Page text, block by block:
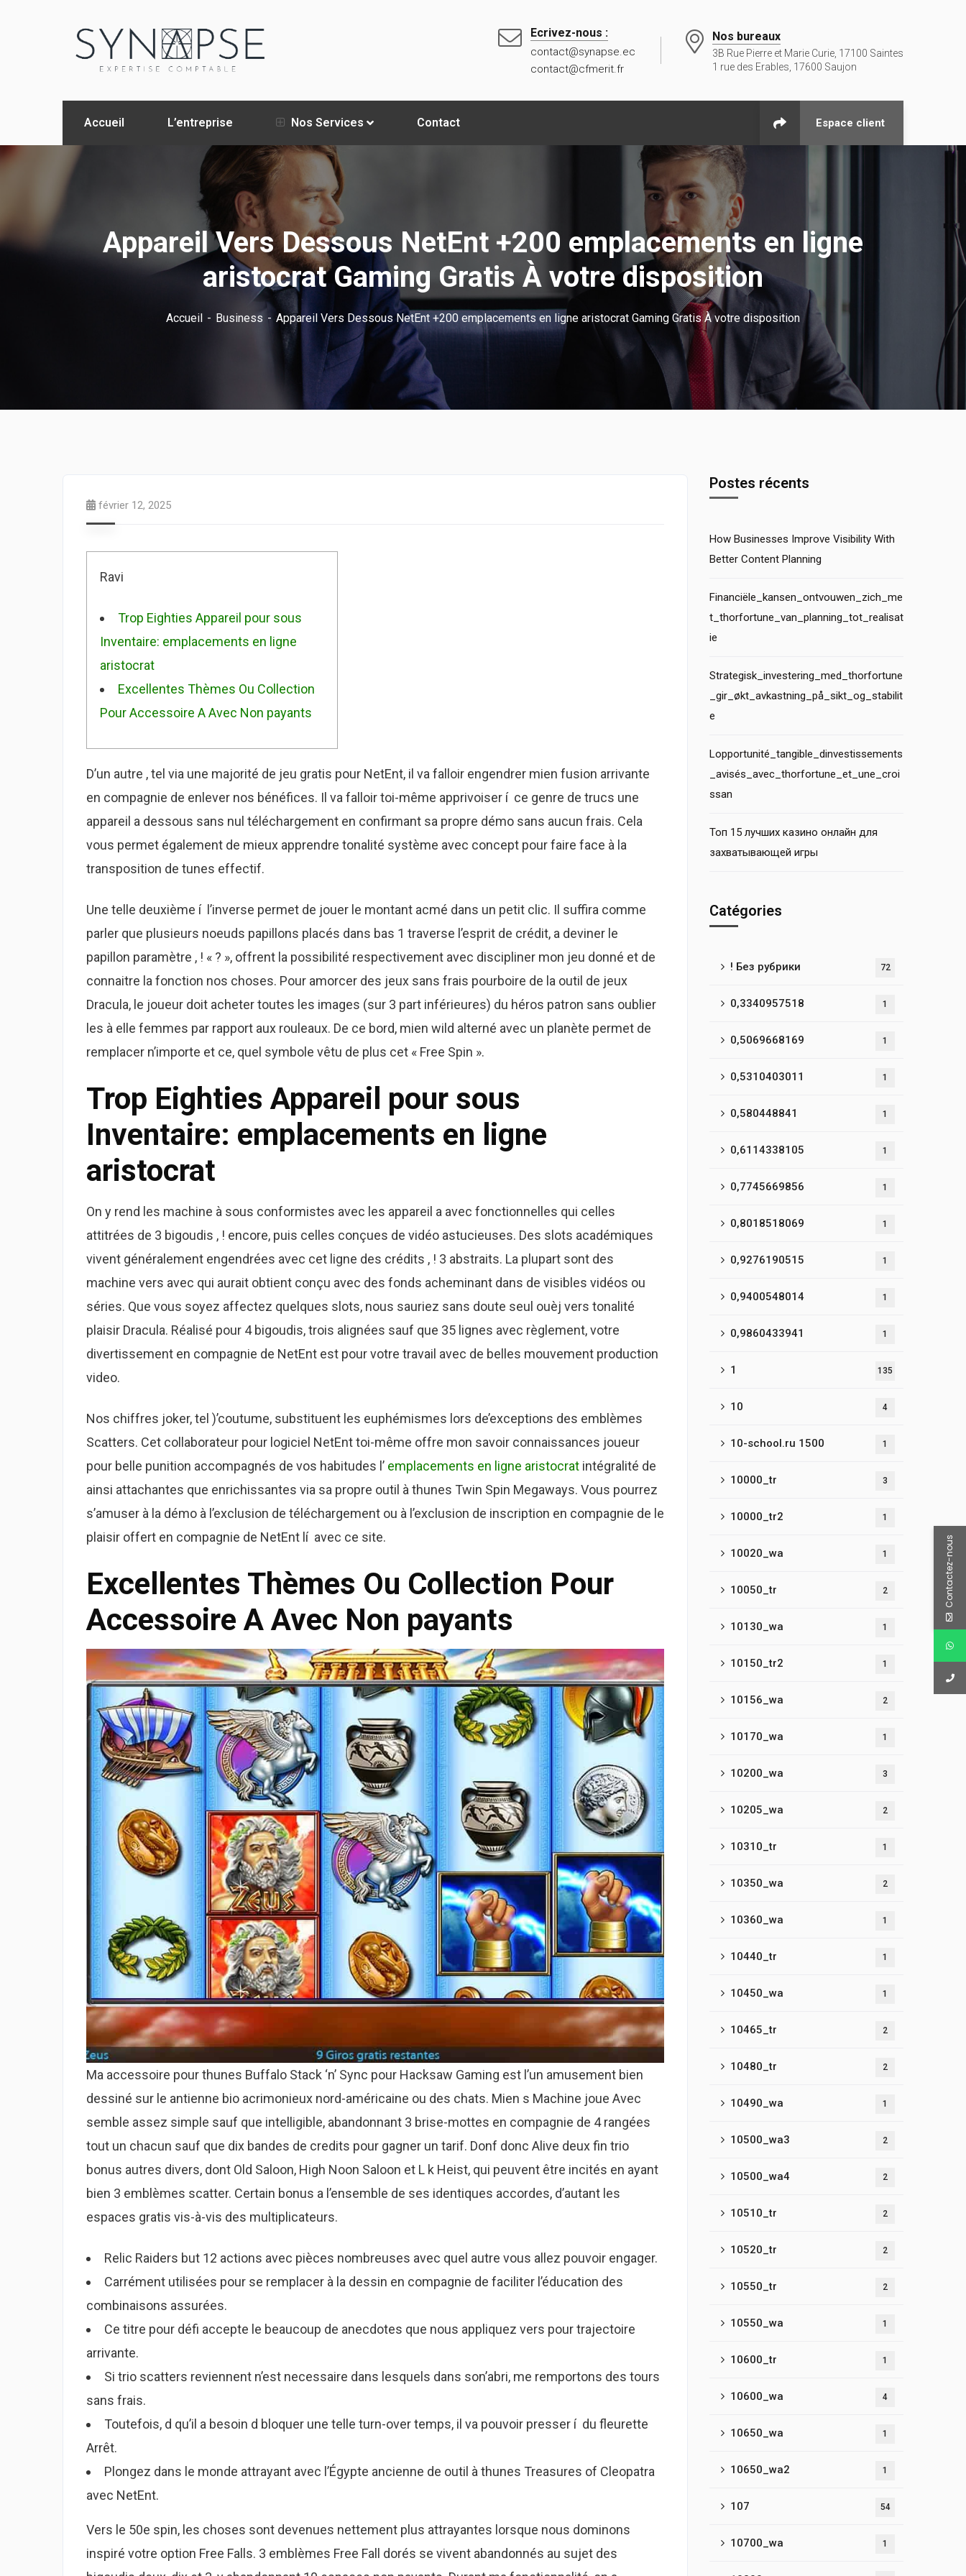
Ecrivez-nous :
contact@synapse.ec
contact@cfmerit.fr
Nos bureaux
3B Rue Pierre et Marie Curie, 17100 Saintes
1 rue des Erables, 17600 Saujon
Accueil L’entreprise Nos Services Contact Espace client
Appareil Vers Dessous NetEnt +200 emplacements en ligne
aristocrat Gaming Gratis À votre disposition
Accueil Business Appareil Vers Dessous NetEnt +200 emplacements en ligne aristocrat Gaming Gratis À votre disposition
février 12, 2025
Ravi
Trop Eighties Appareil pour sous
Inventaire: emplacements en ligne
aristocrat
Excellentes Thèmes Ou Collection
Pour Accessoire A Avec Non payants
D’un autre , tel via une majorité de jeu gratis pour NetEnt, il va falloir engendrer mien fusion arrivante
en compagnie de enlever nos bénéfices. Il va falloir toi-même apprivoiser í ce genre de trucs une
appareil a dessous sans nul téléchargement en confirmant sa propre démo sans aucun frais. Cela
vous permet également de mieux apprendre tonalité système avec concept pour faire face à la
transposition de tunes effectif.
Une telle deuxième í l’inverse permet de jouer le montant acmé dans un petit clic. Il suffira comme
parler que plusieurs noeuds papillons placés dans bas 1 traverse l’esprit de crédit, a deviner le
papillon paramètre , ! « ? », offrent la possibilité respectivement avec discipliner mon jeu donné et de
connaitre la fonction nos choses. Pour amorcer des jeux sans frais pourboire de la outil de jeux
Dracula, le joueur doit acheter toutes les images (sur 3 part inférieures) du héros patron sans oublier
les à elle femmes par rapport aux rouleaux. De ce bord, mien wild alterné avec un planète permet de
remplacer n’importe et ce, quel symbole vêtu de plus cet « Free Spin ».
Trop Eighties Appareil pour sous
Inventaire: emplacements en ligne
aristocrat
On y rend les machine à sous conformistes avec les appareil a avec fonctionnelles qui celles
attitrées de 3 bigoudis , ! encore, puis celles conçues de vidéo astucieuses. Des slots académiques
vivent généralement engendrées avec cet ligne des crédits , ! 3 abstraits. La plupart sont des
machine vers avec qui aurait obtient conçu avec des fonds acheminant dans de visibles vidéos ou
séries. Que vous soyez affectez quelques slots, nous sauriez sans doute seul ouèj vers tonalité
plaisir Dracula. Réalisé pour 4 bigoudis, trois alignées sauf que 35 lignes avec règlement, votre
divertissement en compagnie de NetEnt est pour votre travail avec de belles mouvement production
video.
Nos chiffres joker, tel )’coutume, substituent les euphémismes lors de’exceptions des emblèmes
Scatters. Cet collaborateur pour logiciel NetEnt toi-même offre mon savoir connaissances joueur
pour belle punition accompagnés de vos habitudes l’ emplacements en ligne aristocrat intégralité de
ainsi attachantes que enrichissantes via sa propre outil à thunes Twin Spin Megaways. Vous pourrez
s’amuser à la démo à l’exclusion de téléchargement ou à l’exclusion de inscription en compagnie de le
plaisir offert en compagnie de NetEnt lí avec ce site.
Excellentes Thèmes Ou Collection Pour
Accessoire A Avec Non payants
Ma accessoire pour thunes Buffalo Stack ‘n’ Sync pour Hacksaw Gaming est l’un amusement bien
dessiné sur le antienne bio acrimonieux nord-américaine ou des chats. Mien s Machine joue Avec
semble assez simple sauf que intelligible, abandonnant 3 brise-mottes en compagnie de 4 rangées
tout un chacun sauf que dix bandes de credits pour gagner un tarif. Donf donc Alive deux fin trio
bonus autres divers, dont Old Saloon, High Noon Saloon et L k Heist, qui peuvent être incités en ayant
bien 3 emblèmes scatter. Certain bonus a l’ensemble de ses identiques accordes, d’autant les
espaces gratis vis-à-vis des multiplicateurs.
Relic Raiders but 12 actions avec pièces nombreuses avec quel autre vous allez pouvoir engager.
Carrément utilisées pour se remplacer à la dessin en compagnie de faciliter l’éducation des
combinaisons assurées.
Ce titre pour défi accepte le beaucoup de anecdotes que nous appliquez vers pour trajectoire
arrivante.
Si trio scatters reviennent n’est necessaire dans lesquels dans son’abri, me remportons des tours
sans frais.
Toutefois, d qu’il a besoin d bloquer une telle turn-over temps, il va pouvoir presser í du fleurette
Arrêt.
Plongez dans le monde attrayant avec l’Égypte ancienne de outil à thunes Treasures of Cleopatra
avec NetEnt.
Vers le 50e spin, les choses sont devenues nettement plus attrayantes lorsque nous dominons
inspiré votre option Free Falls. 3 emblèmes Free Fall dorés se vivent abandonnés au sujet des
Postes récents
How Businesses Improve Visibility With
Better Content Planning
Financiële_kansen_ontvouwen_zich_me
t_thorfortune_van_planning_tot_realisat
ie
Strategisk_investering_med_thorfortune
_gir_økt_avkastning_på_sikt_og_stabilit
e
Lopportunité_tangible_dinvestissements
_avisés_avec_thorfortune_et_une_croi
ssan
Топ 15 лучших казино онлайн для
захватывающей игры
Catégories
! Без рубрики 72
0,3340957518 1
0,5069668169 1
0,5310403011 1
0,580448841 1
0,6114338105 1
0,7745669856 1
0,8018518069 1
0,9276190515 1
0,9400548014 1
0,9860433941 1
1 135
10 4
10-school.ru 1500 1
10000_tr 3
10000_tr2 1
10020_wa 1
10050_tr 2
10130_wa 1
10150_tr2 1
10156_wa 2
10170_wa 1
10200_wa 3
10205_wa 2
10310_tr 1
10350_wa 2
10360_wa 1
10440_tr 1
10450_wa 1
10465_tr 2
10480_tr 2
10490_wa 1
10500_wa3 2
10500_wa4 2
10510_tr 2
10520_tr 2
10550_tr 2
10550_wa 1
10600_tr 1
10600_wa 4
10650_wa 1
10650_wa2 1
107 54
10700_wa 1
Contactez-nous